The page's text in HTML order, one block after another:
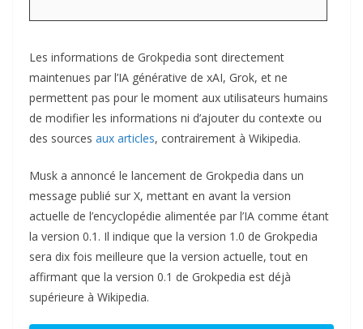
Les informations de Grokpedia sont directement
maintenues par l’IA générative de xAI, Grok, et ne
permettent pas pour le moment aux utilisateurs humains
de modifier les informations ni d’ajouter du contexte ou
des sources aux articles, contrairement à Wikipedia.
Musk a annoncé le lancement de Grokpedia dans un
message publié sur X, mettant en avant la version
actuelle de l’encyclopédie alimentée par l’IA comme étant
la version 0.1. Il indique que la version 1.0 de Grokpedia
sera dix fois meilleure que la version actuelle, tout en
affirmant que la version 0.1 de Grokpedia est déjà
supérieure à Wikipedia.